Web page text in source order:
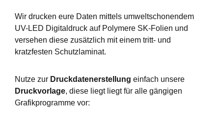
Wir drucken eure Daten mittels umweltschonendem
UV-LED Digitaldruck auf Polymere SK-Folien und
versehen diese zusätzlich mit einem tritt- und
kratzfesten Schutzlaminat.
Nutze zur Druckdatenerstellung einfach unsere
Druckvorlage, diese liegt liegt für alle gängigen
Grafikprogramme vor: